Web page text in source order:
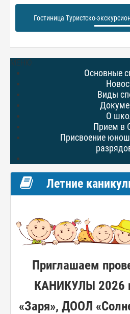
Гостиница Туристско-
МЕНЮ
Основные
Виды
О
Прием в
Присвоение
Летние
Приглашаем
КАНИКУЛЫ 2026
«Заря», ДООЛ